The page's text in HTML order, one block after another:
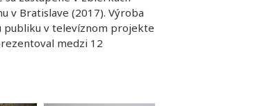
v Bratislave (2017). Výroba
publiku v televíznom projekte
medzi 12